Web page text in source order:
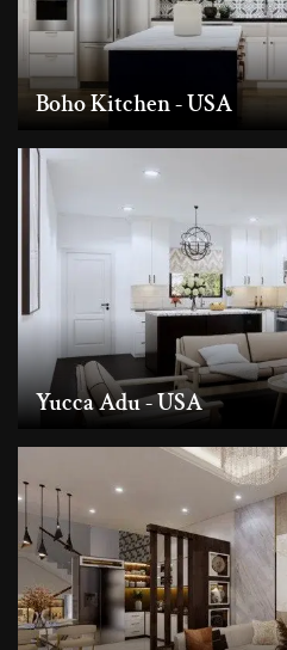
Boho Kitchen - USA
Yucca Adu - USA